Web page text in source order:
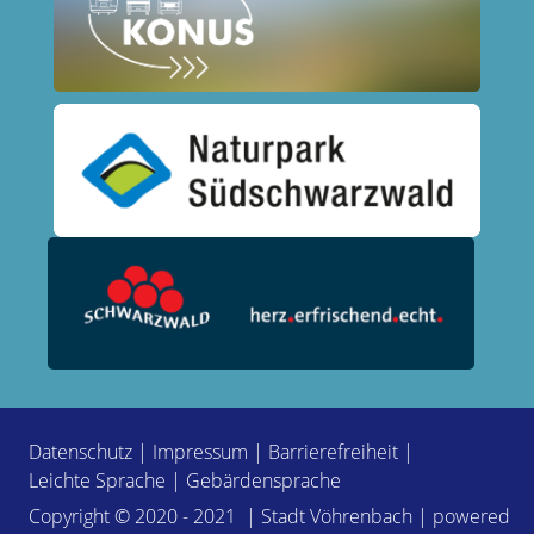
Datenschutz | Impressum | Barrierefreiheit |
Leichte Sprache | Gebärdensprache
Copyright © 2020 - 2021 | Stadt Vöhrenbach | powered